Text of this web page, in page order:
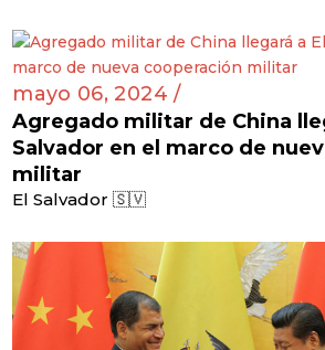
mayo 06, 2024 /
Agregado militar de China
Salvador en el marco de
militar
El Salvador 🇸🇻